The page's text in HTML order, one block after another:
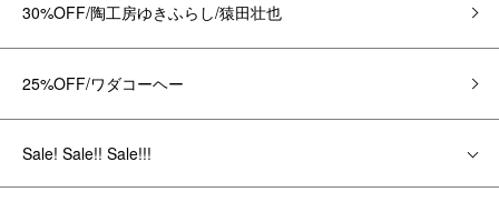
30%OFF/陶工房ゆきふらし/猿田壮也
25%OFF/ワダコーヘー
Sale! Sale!! Sale!!!